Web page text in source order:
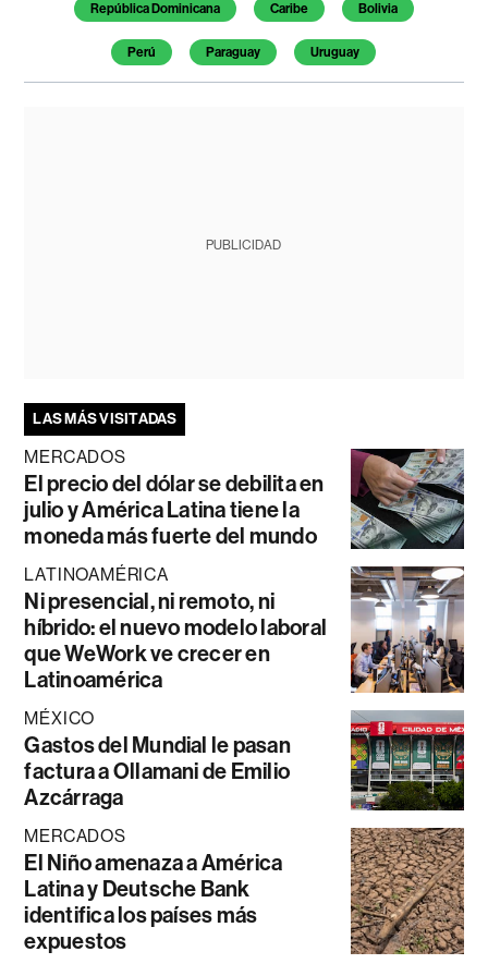
República Dominicana Caribe Bolivia
Perú Paraguay Uruguay
PUBLICIDAD
LAS MÁS VISITADAS
MERCADOS
El precio del dólar se debilita en
julio y América Latina tiene la
moneda más fuerte del mundo
LATINOAMÉRICA
Ni presencial, ni remoto, ni
híbrido: el nuevo modelo laboral
que WeWork ve crecer en
Latinoamérica
MÉXICO
Gastos del Mundial le pasan
factura a Ollamani de Emilio
Azcárraga
MERCADOS
El Niño amenaza a América
Latina y Deutsche Bank
identifica los países más
expuestos